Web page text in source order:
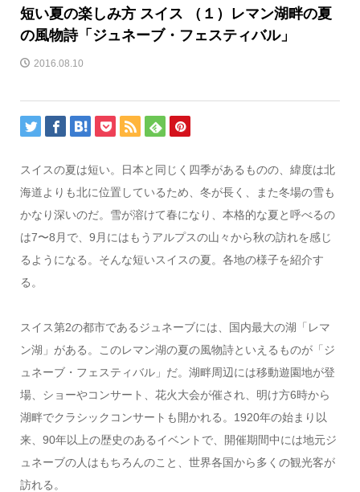
短い夏の楽しみ方 スイス （１）レマン湖畔の夏
の風物詩「ジュネーブ・フェスティバル」
2016.08.10
スイスの夏は短い。日本と同じく四季があるものの、緯度は北
海道よりも北に位置しているため、冬が長く、また冬場の雪も
かなり深いのだ。雪が溶けて春になり、本格的な夏と呼べるの
は7〜8月で、9月にはもうアルプスの山々から秋の訪れを感じ
るようになる。そんな短いスイスの夏。各地の様子を紹介す
る。
スイス第2の都市であるジュネーブには、国内最大の湖「レマ
ン湖」がある。このレマン湖の夏の風物詩といえるものが「ジ
ュネーブ・フェスティバル」だ。湖畔周辺には移動遊園地が登
場、ショーやコンサート、花火大会が催され、明け方6時から
湖畔でクラシックコンサートも開かれる。1920年の始まり以
来、90年以上の歴史のあるイベントで、開催期間中には地元ジ
ュネーブの人はもちろんのこと、世界各国から多くの観光客が
訪れる。